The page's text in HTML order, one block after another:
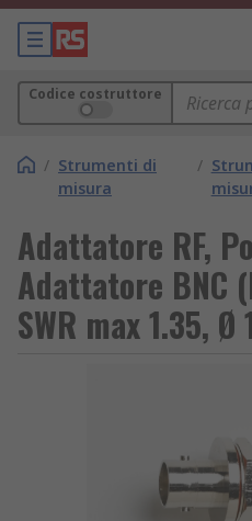
Codice costruttore
/ Strumenti di
misura
/
Adattatore RF,
Adattatore BNC
SWR max 1.35, Ø